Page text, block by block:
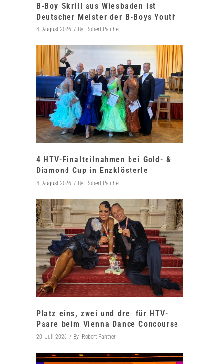
B-Boy Skrill aus Wiesbaden ist
Deutscher Meister der B-Boys Youth
4. August 2026 By Robert Panther
4 HTV-Finalteilnahmen bei Gold- &
Diamond Cup in Enzklösterle
4. August 2026 By Robert Panther
Platz eins, zwei und drei für HTV-
Paare beim Vienna Dance Concourse
20. Juli 2026 By Robert Panther